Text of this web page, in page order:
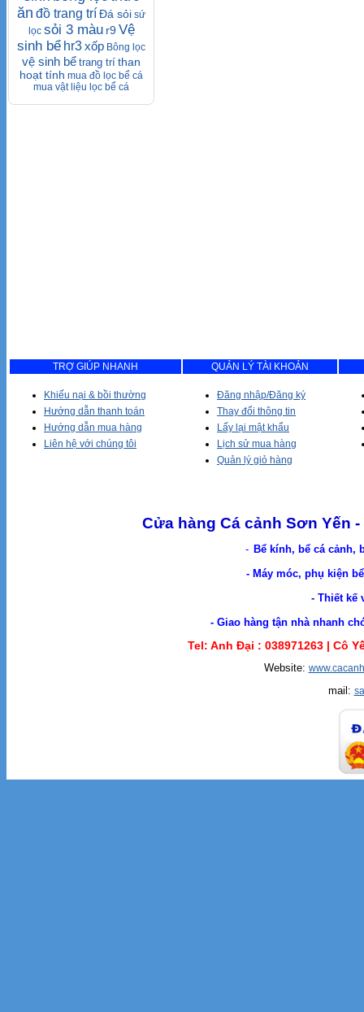
ăn đồ trang tríĐá sỏi sứ
lọc sỏi 3 màu r9 Vệ
sinh bể hr3xốp Bông lọc
vệ sinh bể trang trí than
hoạt tính mua đồ lọc bể cá
mua vật liệu lọc bể cá
TRỢ GIÚP NHANH QUẢN LÝ TÀI KHOẢN
Khiếu nại & bồi thường
Hướng dẫn thanh toán
Hướng dẫn mua hàng
Liên hệ với chúng tôi
Đăng nhập/Đăng ký
Thay đổi thông tin
Lấy lại mật khẩu
Lịch sử mua hàng
Quản lý giỏ hàng
Cửa hàng Cá cảnh Sơn Yến
- Bể kính, bể cá cảnh,
- Máy móc, phụ kiện
- Thiết kế
- Giao hàng tận nhà nhanh chóng. Cá
Tel: Anh Đại : 038971263 | Cô
Website:
mail: